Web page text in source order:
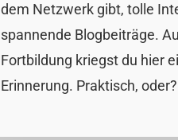
dem Netzwerk gibt, tolle
spannende Blogbeiträge.
Fortbildung kriegst du hier
Erinnerung. Praktisch, oder?